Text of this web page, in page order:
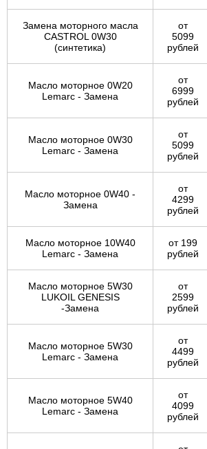
i20 i30
Замена моторного масла
CASTROL 0W30
(синтетика)
от
5099
рублей
Масло моторное 0W20
Lemarc - Замена
от
6999
рублей
Масло моторное 0W30
Lemarc - Замена
от
5099
рублей
Масло моторное 0W40 -
Замена
от
4299
рублей
Масло моторное 10W40
Lemarc - Замена
от 199
рублей
Масло моторное 5W30
LUKOIL GENESIS
-Замена
от
2599
рублей
Масло моторное 5W30
Lemarc - Замена
от
4499
рублей
Масло моторное 5W40
Lemarc - Замена
от
4099
рублей